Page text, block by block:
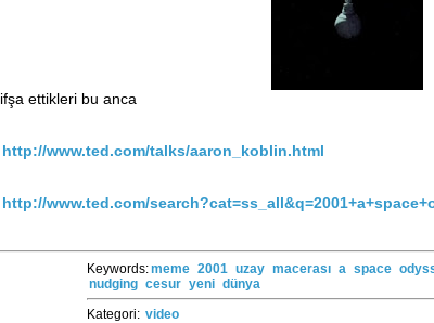
ifşa ettikleri bu anca
http://www.ted.com/talks/aaron_koblin.html
http://www.ted.com/
Keywords:meme 2001 uzay macerası a space
nudging cesur yeni dünya
Kategori: video